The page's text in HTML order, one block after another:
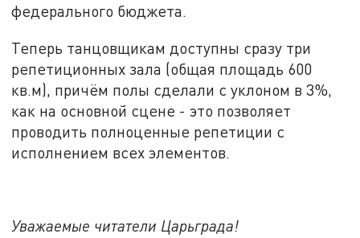
федерального бюджета.
Теперь танцовщикам доступны сразу три
репетиционных зала (общая площадь 600
кв.м), причём полы сделали с уклоном в 3%,
как на основной сцене - это позволяет
проводить полноценные репетиции с
исполнением всех элементов.
Уважаемые читатели Царьграда!